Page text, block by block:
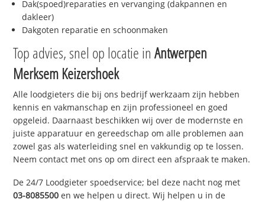
Dak(spoed)reparaties en vervanging (dakpannen en
dakleer)
Dakgoten reparatie en schoonmaken
Top advies, snel op locatie inAntwerpen
Merksem Keizershoek
Alle loodgieters die bij ons bedrijf werkzaam zijn hebben
kennis en vakmanschap en zijn professioneel en goed
opgeleid. Daarnaast beschikken wij over de modernste en
juiste apparatuur en gereedschap om alle problemen aan
zowel gas als waterleiding snel en vakkundig op te lossen.
Neem contact met ons op om direct een afspraak te maken.
De 24/7 Loodgieter spoedservice; bel deze nacht nog met
03-8085500 en we helpen u direct. Wij helpen u in de